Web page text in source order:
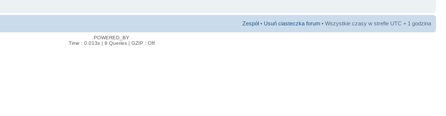
Zespół• Usuń ciasteczka forum • Wszystkie czasy w strefie UTC + 1 godzina
POWERED_BY
Time : 0.013s | 8 Queries | GZIP : Off